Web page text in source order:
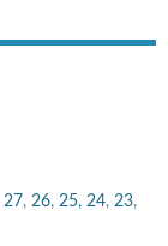
27, 26, 25, 24, 23,